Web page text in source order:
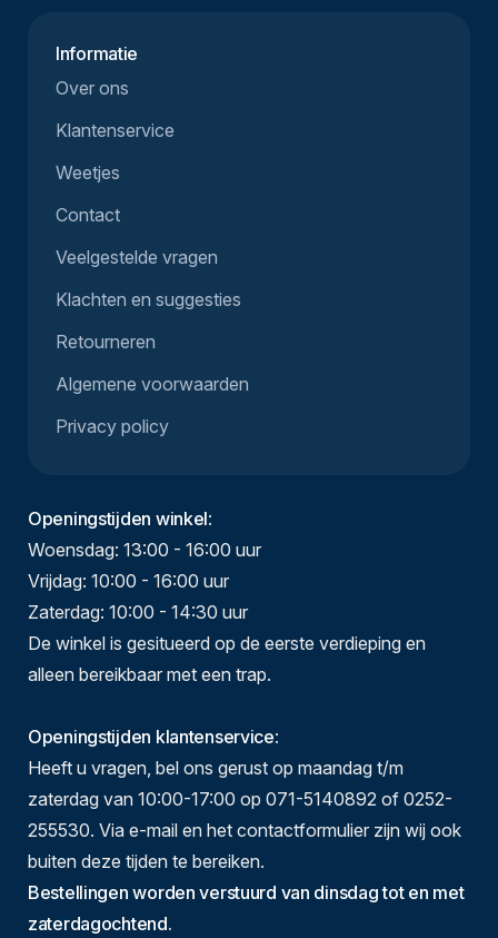
Informatie
Over ons
Klantenservice
Weetjes
Contact
Veelgestelde vragen
Klachten en suggesties
Retourneren
Algemene voorwaarden
Privacy policy
Openingstijden winkel:
Woensdag: 13:00 - 16:00 uur
Vrijdag: 10:00 - 16:00 uur
Zaterdag: 10:00 - 14:30 uur
De winkel is gesitueerd op de eerste verdieping en
alleen bereikbaar met een trap.
Openingstijden klantenservice:
Heeft u vragen, bel ons gerust op maandag t/m
zaterdag van 10:00-17:00 op 071-5140892 of 0252-
255530. Via e-mail en het contactformulier zijn wij ook
buiten deze tijden te bereiken.
Bestellingen worden verstuurd van dinsdag tot en met
zaterdagochtend.